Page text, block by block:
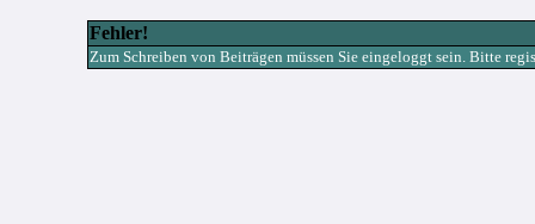
Fehler!
Zum Schreiben von Beiträgen müssen Sie eingeloggt sein. Bitte